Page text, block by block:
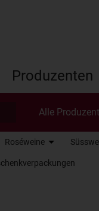
Produzenten
Alle
Roséweine